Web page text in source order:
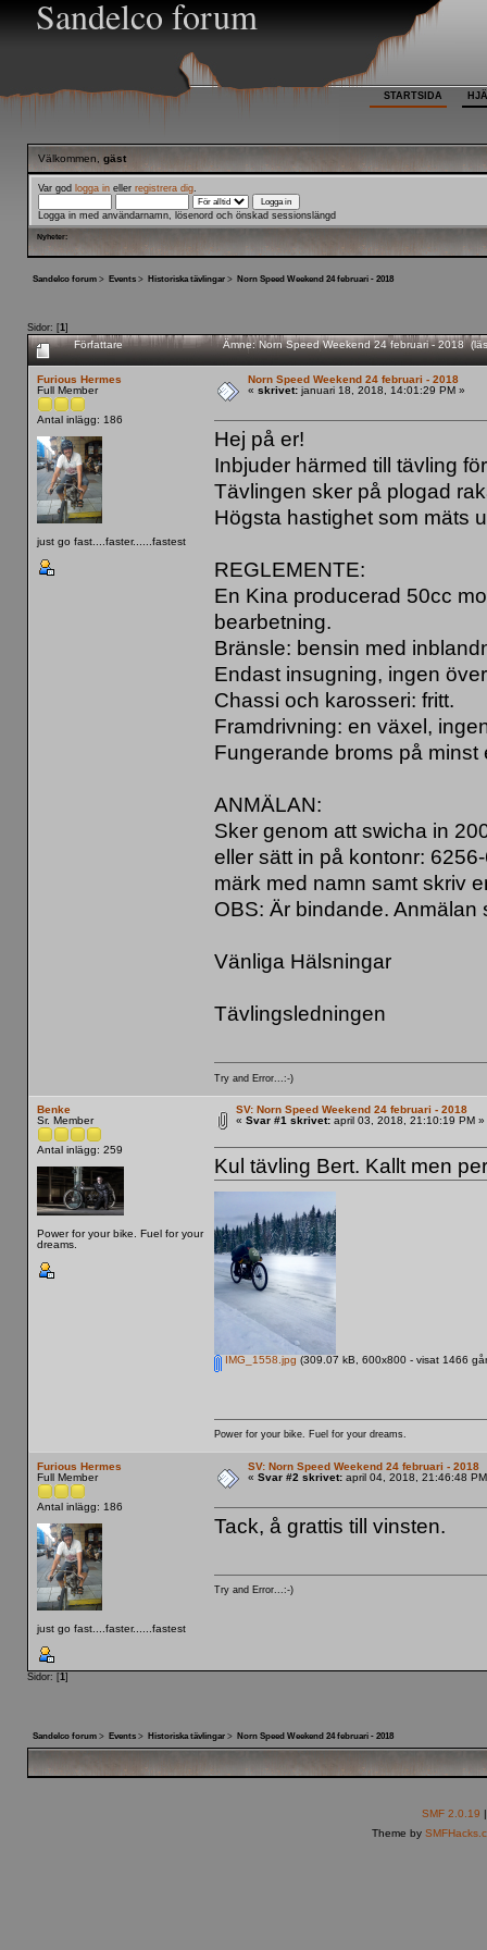
Sandelco forum
STARTSIDA
Välkommen, gäst
Var god logga ineller registrera dig.
Logga in med användarnamn, lösenord och önskad sessionslängd
Nyheter:
Sandelco forum> Events> Historiska tävlingar> Norn Speed Weekend 24 februari - 2018
Sidor: [1]
Författare Ämne: Norn Speed Weekend 24 februari - 2018
Furious Hermes
Full Member
Antal inlägg: 186
just go fast....faster......fastest
Norn Speed Weekend 24 februari - 2018
« skrivet:januari 18, 2018, 14:01:29 PM »
Hej på er!
Inbjuder härmed till tävling
Tävlingen sker på plogad
Högsta hastighet som mäts
REGLEMENTE:
En Kina producerad 50cc
bearbetning.
Bränsle: bensin med
Endast insugning, ingen
Chassi och karosseri: fritt.
Framdrivning: en växel,
Fungerande broms på minst
ANMÄLAN:
Sker genom att swicha in
eller sätt in på kontonr:
märk med namn samt skriv
OBS: Är bindande. Anmälan
Vänliga Hälsningar
Tävlingsledningen
Try and Error...:-)
Benke
Sr. Member
Antal inlägg: 259
Power for your bike. Fuel for your
dreams.
SV: Norn Speed Weekend 24 februari - 2018
« Svar #1 skrivet:april 03, 2018, 21:10:19 PM »
Kul tävling Bert. Kallt men
IMG_1558.jpg (309.07 kB, 600x800 - visat 1466
Power for your bike. Fuel for your dreams.
Furious Hermes
Full Member
Antal inlägg: 186
just go fast....faster......fastest
SV: Norn Speed Weekend 24 februari - 2018
« Svar #2 skrivet:april 04, 2018, 21:46:48
Tack, å grattis till vinsten.
Try and Error...:-)
Sidor: [1 ]
Sandelco forum> Events> Historiska tävlingar> Norn Speed Weekend 24 februari - 2018
SMF 2.0.19
Theme by